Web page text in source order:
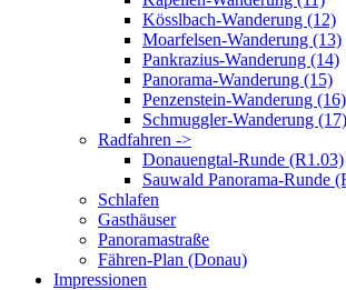
Kösslbach-Wanderung (12)
Moarfelsen-Wanderung (13)
Pankrazius-Wanderung (14)
Panorama-Wanderung (15)
Penzenstein-Wanderung (16)
Schmuggler-Wanderung (17)
Radfahren ->
Donauengtal-Runde (R1.03)
Sauwald Panorama-Runde
Schlafen
Gasthäuser
Panoramastraße
Fähren-Plan (Donau)
Impressionen